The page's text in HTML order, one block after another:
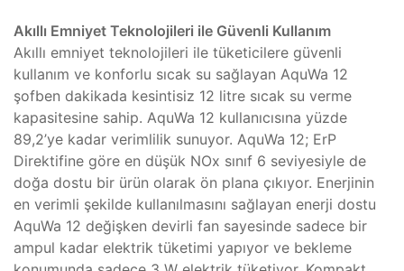
Akıllı Emniyet Teknolojileri ile Güvenli Kullanım
Akıllı emniyet teknolojileri ile tüketicilere güvenli
kullanım ve konforlu sıcak su sağlayan AquWa 12
şofben dakikada kesintisiz 12 litre sıcak su verme
kapasitesine sahip. AquWa 12 kullanıcısına yüzde
89,2’ye kadar verimlilik sunuyor. AquWa 12; ErP
Direktifine göre en düşük NOx sınıf 6 seviyesiyle de
doğa dostu bir ürün olarak ön plana çıkıyor. Enerjinin
en verimli şekilde kullanılmasını sağlayan enerji dostu
AquWa 12 değişken devirli fan sayesinde sadece bir
ampul kadar elektrik tüketimi yapıyor ve bekleme